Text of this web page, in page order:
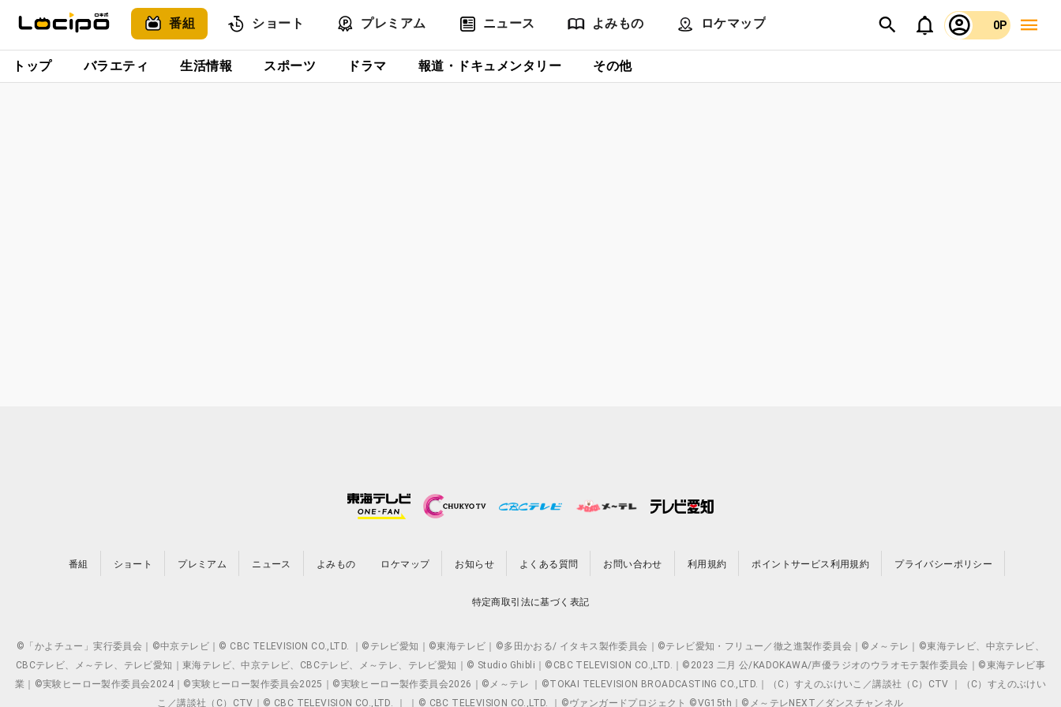
番組 ショート プレミアム ニュース よみもの ロケマップ 0P
トップ バラエティ 生活情報 スポーツ ドラマ 報道・ドキュメンタリー その他
番組 ショート プレミアム ニュース よみもの ロケマップ お知らせ よくある質問 お問い合わせ 利用規約 ポイントサービス利用規約 プライバシーポリシー
特定商取引法に基づく表記
©「かよチュー」実行委員会｜©中京テレビ｜© CBC TELEVISION CO.,LTD. ｜©テレビ愛知｜©東海テレビ｜©多田かおる/ イタキス製作委員会｜©テレビ愛知・フリュー／徹之進製作委員会｜©メ～テレ｜©東海テレビ、中京テレビ、
CBCテレビ、メ～テレ、テレビ愛知｜東海テレビ、中京テレビ、CBCテレビ、メ～テレ、テレビ愛知｜© Studio Ghibli｜©CBC TELEVISION CO.,LTD.｜©2023 二月 公/KADOKAWA/声優ラジオのウラオモテ製作委員会｜©東海テレビ事
業｜©実験ヒーロー製作委員会2024｜©実験ヒーロー製作委員会2025｜©実験ヒーロー製作委員会2026｜©メ～テレ ｜©TOKAI TELEVISION BROADCASTING CO.,LTD.｜（C）すえのぶけいこ／講談社（C）CTV ｜（C）すえのぶけい
こ／講談社（C）CTV｜© CBC TELEVISION CO.,LTD. ｜ ｜© CBC TELEVISION CO.,LTD. ｜©ヴァンガードプロジェクト ©VG15th｜©メ～テレNEXT／ダンスチャンネル